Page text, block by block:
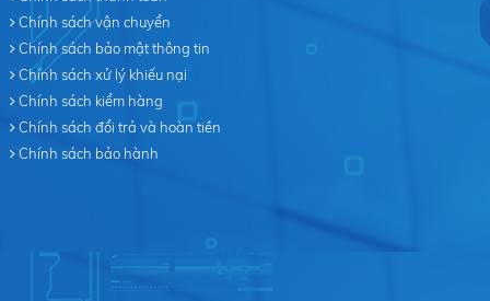
Chính sách vận chuyển
Chính sách bảo mật thông tin
Chính sách xử lý khiếu nại
Chính sách kiểm hàng
Chính sách đổi trả và hoàn tiền
Chính sách bảo hành